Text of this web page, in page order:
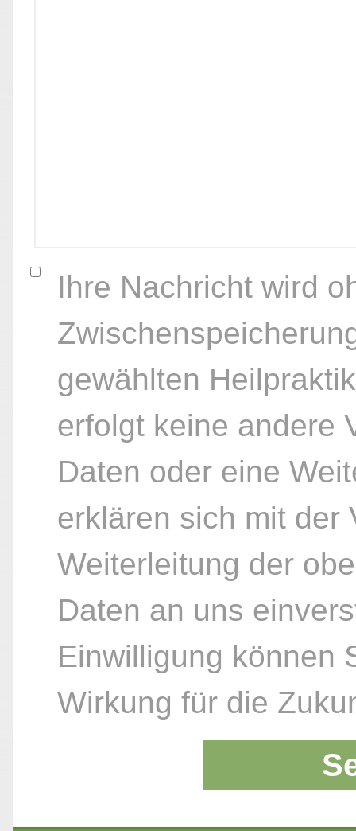
Ihre Nachricht wird
gewählten
erfolgt keine andere
Daten oder eine
erklären sich mit der
Weiterleitung der
Daten an uns
Einwilligung können
Wirkung für die